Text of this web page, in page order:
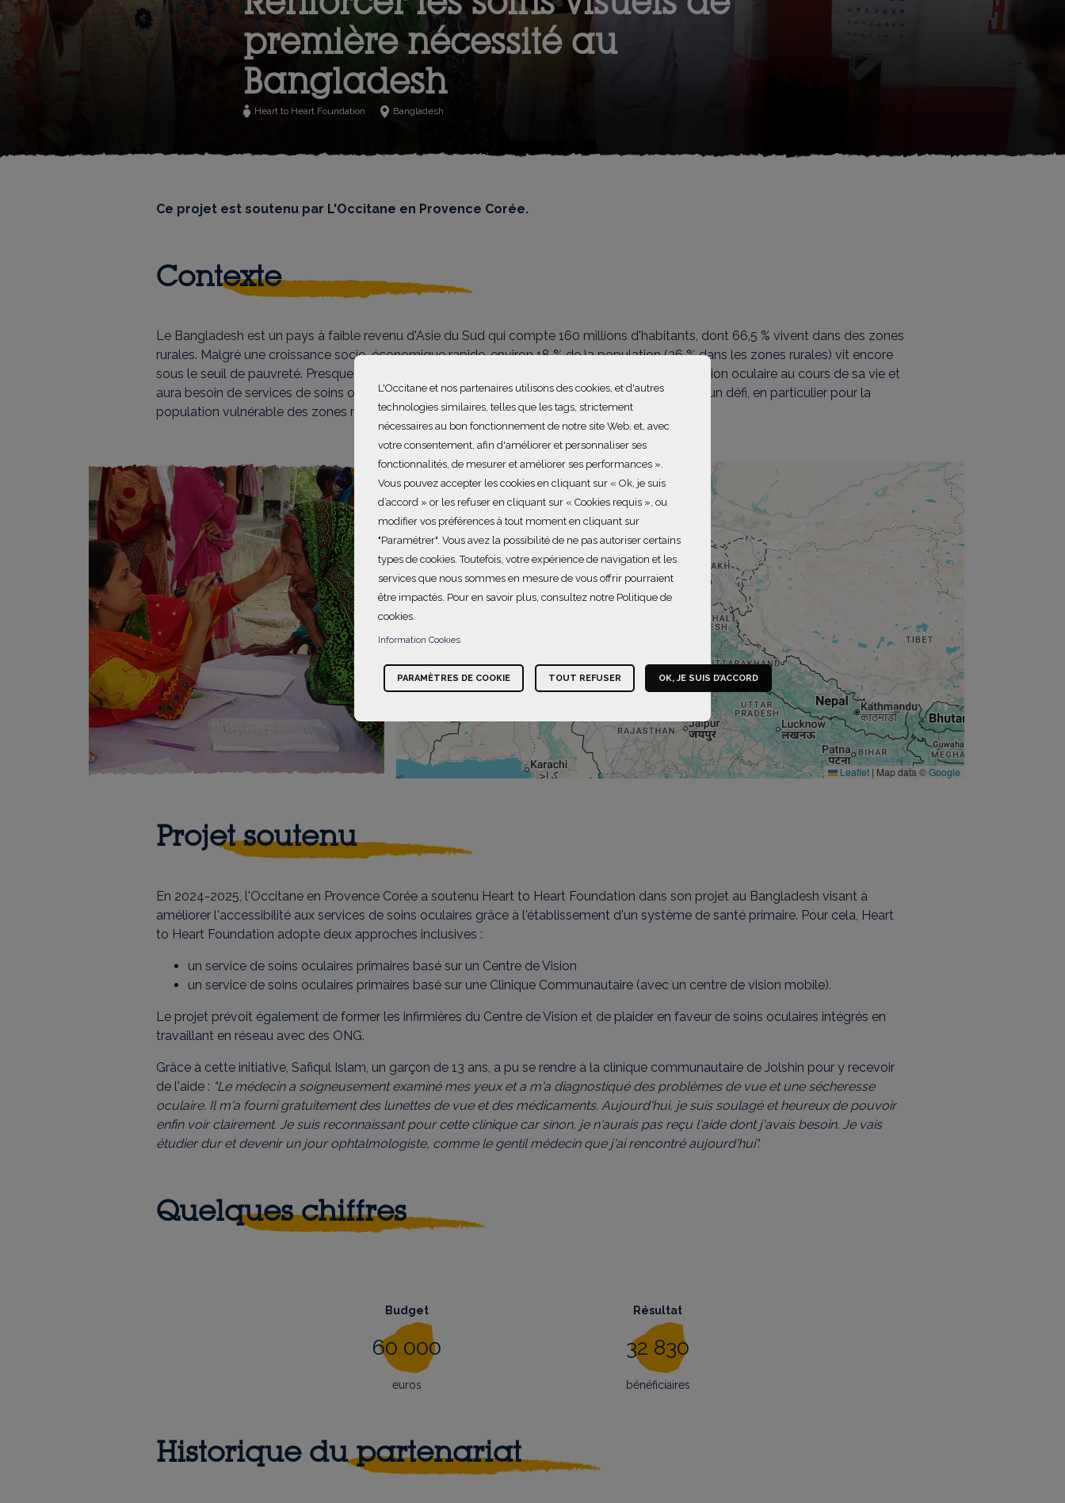
première nécessité au
Bangladesh
Heart to Heart Foundation Bangladesh
Ce projet est soutenu par L'Occitane en Provence Corée.
Contexte
Le Bangladesh est un pays à faible revenu d'Asie du Sud qui compte 160 millions d'habitants, dont 66,5 % vivent dans des zones
rurales. Malgré une croissance socio-économique rapide, environ 18 % de la population (36 % dans les zones rurales) vit encore
sous le seuil de pauvreté. Presque tout le monde connaîtra une déficience visuelle ou une affection oculaire au cours de sa vie et
aura besoin de services de soins ophtalmologiques. L'accès aux soins oculaires primaires reste un défi, en particulier pour la
population vulnérable des zones rurales.
+
−
Leaflet | Map data ©Google
Projet soutenu
En 2024-2025, l'Occitane en Provence Corée a soutenu Heart to Heart Foundation dans son projet au Bangladesh visant à
améliorer l'accessibilité aux services de soins oculaires grâce à l'établissement d'un système de santé primaire. Pour cela, Heart
to Heart Foundation adopte deux approches inclusives :
un service de soins oculaires primaires basé sur un Centre de Vision
un service de soins oculaires primaires basé sur une Clinique Communautaire (avec un centre de vision mobile).
Le projet prévoit également de former les infirmières du Centre de Vision et de plaider en faveur de soins oculaires intégrés en
travaillant en réseau avec des ONG.
Grâce à cette initiative, Safiqul Islam, un garçon de 13 ans, a pu se rendre à la clinique communautaire de Jolshin pour y recevoir
de l'aide : "Le médecin a soigneusement examiné mes yeux et a m'a diagnostiqué des problèmes de vue et une sécheresse
oculaire. Il m'a fourni gratuitement des lunettes de vue et des médicaments. Aujourd'hui, je suis soulagé et heureux de pouvoir
enfin voir clairement. Je suis reconnaissant pour cette clinique car sinon, je n'aurais pas reçu l'aide dont j'avais besoin. Je vais
étudier dur et devenir un jour ophtalmologiste, comme le gentil médecin que j'ai rencontré aujourd'hui".
Quelques chiffres
Budget
60 000
euros
Résultat
32 830
bénéficiaires
Historique du partenariat
L'Occitane et nos partenaires utilisons des cookies, et d'autres
technologies similaires, telles que les tags, strictement
nécessaires au bon fonctionnement de notre site Web, et, avec
votre consentement, afin d'améliorer et personnaliser ses
fonctionnalités, de mesurer et améliorer ses performances ».
Vous pouvez accepter les cookies en cliquant sur « Ok, je suis
d’accord » or les refuser en cliquant sur « Cookies requis », ou
modifier vos préférences à tout moment en cliquant sur
"Paramétrer". Vous avez la possibilité de ne pas autoriser certains
types de cookies. Toutefois, votre expérience de navigation et les
services que nous sommes en mesure de vous offrir pourraient
être impactés. Pour en savoir plus, consultez notre Politique de
cookies.
Information Cookies
PARAMÈTRES DE COOKIE TOUT REFUSER OK, JE SUIS D’ACCORD